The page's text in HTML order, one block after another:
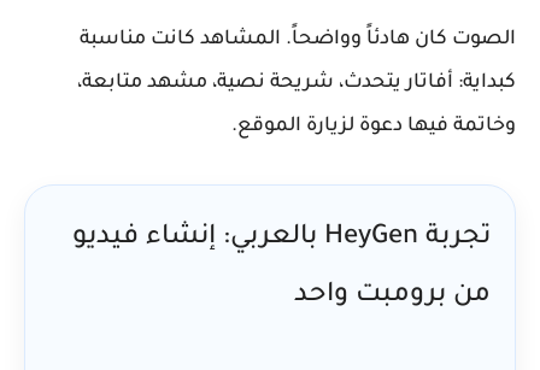
الصوت كان هادئاً وواضحاً. المشاهد كانت مناسبة
كبداية: أفاتار يتحدث، شريحة نصية، مشهد متابعة،
وخاتمة فيها دعوة لزيارة الموقع.
تجربة HeyGen بالعربي: إنشاء فيديو
من برومبت واحد